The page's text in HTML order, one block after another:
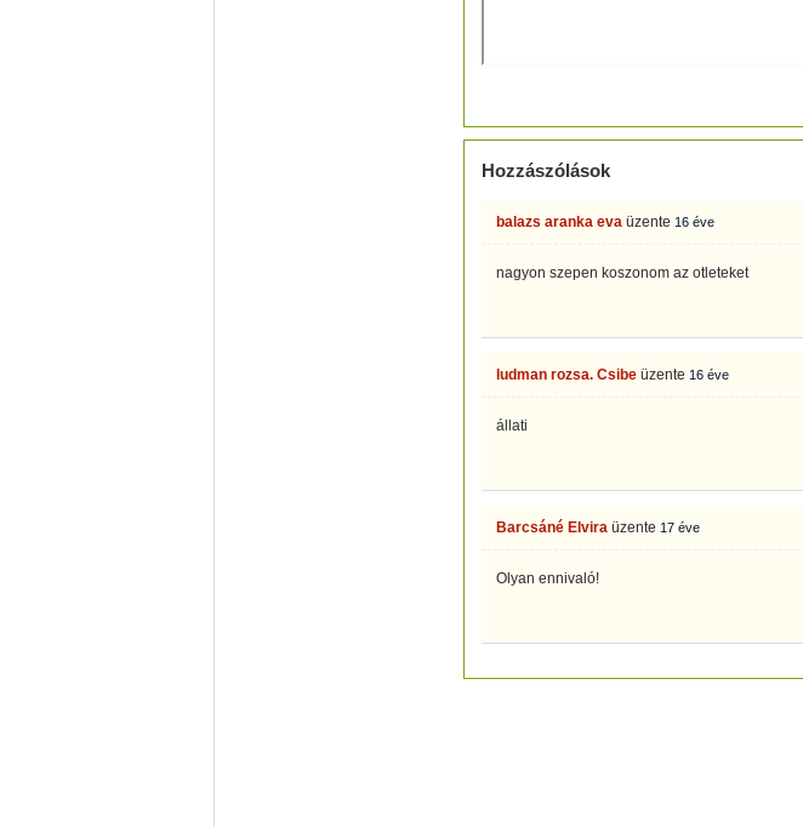
Hozzászólások
balazs aranka eva üzente 16 éve
nagyon szepen koszonom az otleteket
ludman rozsa. Csibe üzente 16 éve
állati
Barcsáné Elvira üzente 17 éve
Olyan ennivaló!